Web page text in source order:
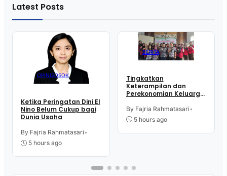
Latest Posts
OPINISOSOK
Ketika Peringatan Dini El
Nino Belum Cukup bagi
Dunia Usaha
By Fajria Rahmatasari•
5 hours ago
BERITA
Tingkatkan
Keterampilan dan
Perekonomian Keluarga,
Kelurahan Purworejo
Ikut Pelatihan Menjahit
By Fajria Rahmatasari•
5 hours ago